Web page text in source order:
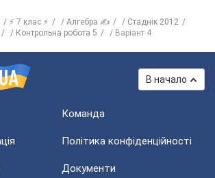
⚡ 7 клас ⚡ Алгебра ✍
Стаднік 2012
Контрольна робота 5 Варіант 4
В начало
Команда
Політика конфіденційності
Документи